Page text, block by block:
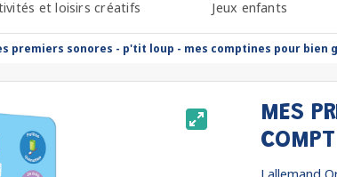
et loisirs créatifs Jeux enfants
premiers sonores - p'tit loup - mes comptines pour bien
MES